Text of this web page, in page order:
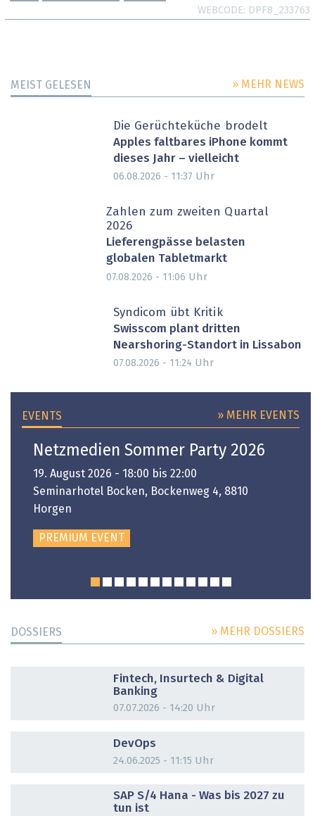
WEBCODE DPF8_233763
MEIST GELESEN » MEHR NEWS
Die Gerüchteküche brodelt
Apples faltbares iPhone kommt
dieses Jahr – vielleicht
06.08.2026 - 11:37 Uhr
Zahlen zum zweiten Quartal
2026
Lieferengpässe belasten
globalen Tabletmarkt
07.08.2026 - 11:06 Uhr
Syndicom übt Kritik
Swisscom plant dritten
Nearshoring-Standort in Lissabon
07.08.2026 - 11:24 Uhr
EVENTS » MEHR EVENTS
Netzmedien Sommer Party 2026
19. August 2026 - 18:00 bis 22:00
Seminarhotel Bocken, Bockenweg 4, 8810
Horgen
PREMIUM EVENT
DOSSIERS » MEHR DOSSIERS
Fintech, Insurtech & Digital
Banking
07.07.2026 - 14:20 Uhr
DevOps
24.06.2025 - 11:15 Uhr
SAP S/4 Hana - Was bis 2027 zu
tun ist